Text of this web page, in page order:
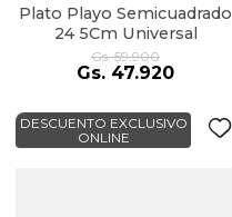
Plato Playo Semicuadrado
24 5Cm Universal
Gs. 59.900
Gs. 47.920
DESCUENTO EXCLUSIVO
ONLINE